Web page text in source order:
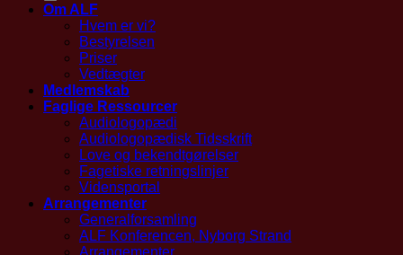
Om ALF
Hvem er vi?
Bestyrelsen
Priser
Vedtægter
Medlemskab
Faglige Ressourcer
Audiologopædi
Audiologopædisk Tidsskrift
Love og bekendtgørelser
Fagetiske retningslinjer
Vidensportal
Arrangementer
Generalforsamling
ALF Konferencen, Nyborg Strand
Arrangementer